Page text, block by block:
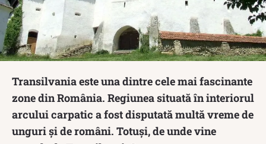
Transilvania este una dintre cele mai fascinante
zone din România. Regiunea situată în interiorul
arcului carpatic a fost disputată multă vreme de
unguri și de români. Totuși, de unde vine